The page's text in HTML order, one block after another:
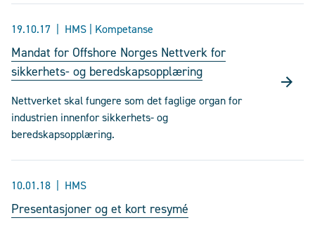
19.10.17 HMS | Kompetanse
Mandat for Offshore Norges Nettverk for
sikkerhets- og beredskapsopplæring
Nettverket skal fungere som det faglige organ for
industrien innenfor sikkerhets- og
beredskapsopplæring.
10.01.18 HMS
Presentasjoner og et kort resymé